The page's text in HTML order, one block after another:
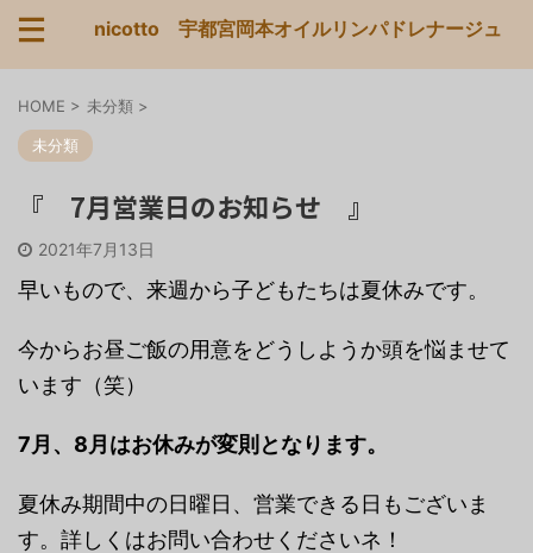
nicotto 宇都宮岡本オイルリンパドレナージュ
HOME > 未分類 >
未分類
『 7月営業日のお知らせ 』
2021年7月13日
早いもので、来週から子どもたちは夏休みです。
今からお昼ご飯の用意をどうしようか頭を悩ませて
います（笑）
7月、8月はお休みが変則となります。
夏休み期間中の日曜日、営業できる日もございま
す。詳しくはお問い合わせくださいネ！